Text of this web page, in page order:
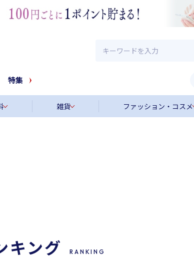
特集
雑貨 ファッション・コスメ
キング RANKING